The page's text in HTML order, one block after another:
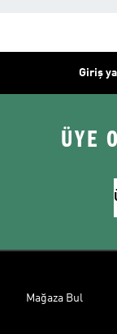
Giriş
ÜYE
Mağaza Bul